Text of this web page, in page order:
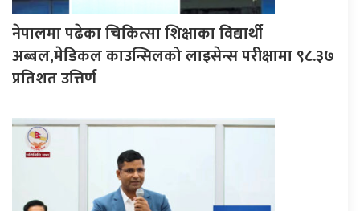
नेपालमा पढेका चिकित्सा शिक्षाका विद्यार्थी
अब्बल,मेडिकल काउन्सिलको लाइसेन्स परीक्षामा ९८.३७
प्रतिशत उत्तिर्ण